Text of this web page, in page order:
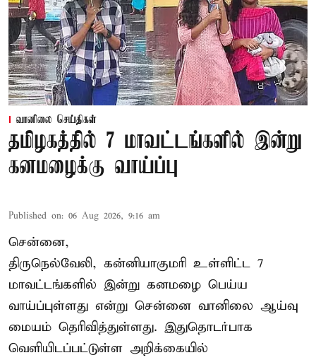
வானிலை செய்திகள்
தமிழகத்தில் 7 மாவட்டங்களில் இன்று
கனமழைக்கு வாய்ப்பு
Published on: 06 Aug 2026, 9:16 am
சென்னை,
திருநெல்வேலி, கன்னியாகுமரி உள்ளிட்ட 7
மாவட்டங்களில் இன்று கனமழை பெய்ய
வாய்ப்புள்ளது என்று சென்னை வானிலை ஆய்வு
மையம் தெரிவித்துள்ளது. இதுதொடர்பாக
வெளியிடப்பட்டுள்ள அறிக்கையில்